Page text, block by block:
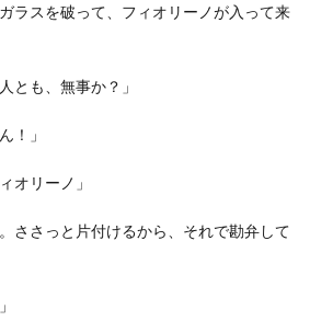
ラスを破って、フィオリーノが入って来
とも、無事か？」
！」
オリーノ」
ささっと片付けるから、それで勘弁して